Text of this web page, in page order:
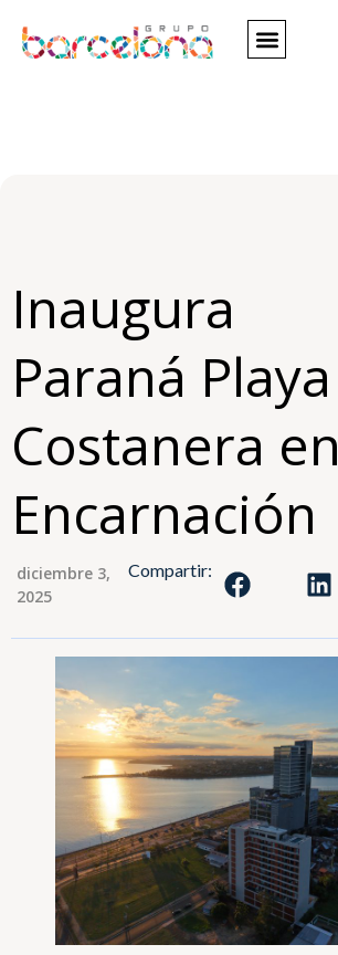
Inaugura
Paraná Playa
Costanera en
Encarnación
diciembre 3,
2025
Compartir: